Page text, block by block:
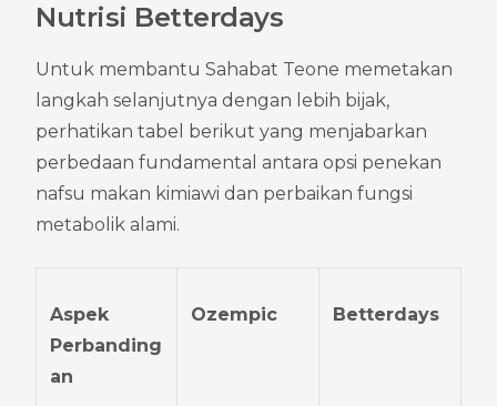
Nutrisi Betterdays
Untuk membantu Sahabat Teone memetakan
langkah selanjutnya dengan lebih bijak,
perhatikan tabel berikut yang menjabarkan
perbedaan fundamental antara opsi penekan
nafsu makan kimiawi dan perbaikan fungsi
metabolik alami.
Aspek
Perbanding
an
Ozempic Betterdays